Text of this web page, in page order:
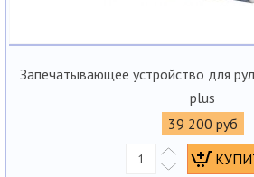
Запечатывающее устройство для
plus
39 200 руб